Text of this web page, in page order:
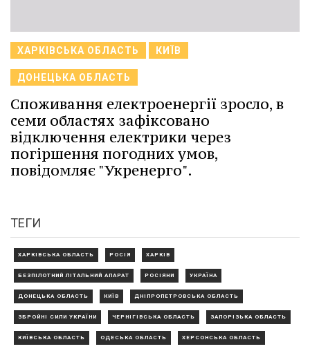
ХАРКІВСЬКА ОБЛАСТЬ КИЇВ
ДОНЕЦЬКА ОБЛАСТЬ
Споживання електроенергії зросло, в
семи областях зафіксовано
відключення електрики через
погіршення погодних умов,
повідомляє "Укренерго".
ТЕГИ
ХАРКІВСЬКА ОБЛАСТЬ РОСІЯ ХАРКІВ
БЕЗПІЛОТНИЙ ЛІТАЛЬНИЙ АПАРАТ РОСІЯНИ УКРАЇНА
ДОНЕЦЬКА ОБЛАСТЬ КИЇВ ДНІПРОПЕТРОВСЬКА ОБЛАСТЬ
ЗБРОЙНІ СИЛИ УКРАЇНИ ЧЕРНІГІВСЬКА ОБЛАСТЬ ЗАПОРІЗЬКА ОБЛАСТЬ
КИЇВСЬКА ОБЛАСТЬ ОДЕСЬКА ОБЛАСТЬ ХЕРСОНСЬКА ОБЛАСТЬ